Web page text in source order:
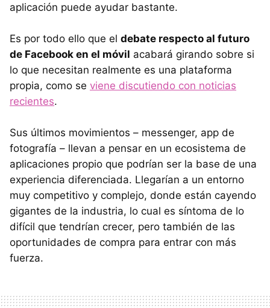
aplicación puede ayudar bastante.
Es por todo ello que el debate respecto al futuro
de Facebook en el móvil acabará girando sobre si
lo que necesitan realmente es una plataforma
propia, como se viene discutiendo con noticias
recientes.
Sus últimos movimientos – messenger, app de
fotografía – llevan a pensar en un ecosistema de
aplicaciones propio que podrían ser la base de una
experiencia diferenciada. Llegarían a un entorno
muy competitivo y complejo, donde están cayendo
gigantes de la industria, lo cual es síntoma de lo
difícil que tendrían crecer, pero también de las
oportunidades de compra para entrar con más
fuerza.